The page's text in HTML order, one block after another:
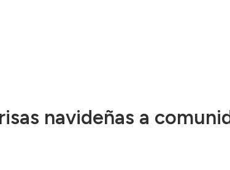
navideñas a